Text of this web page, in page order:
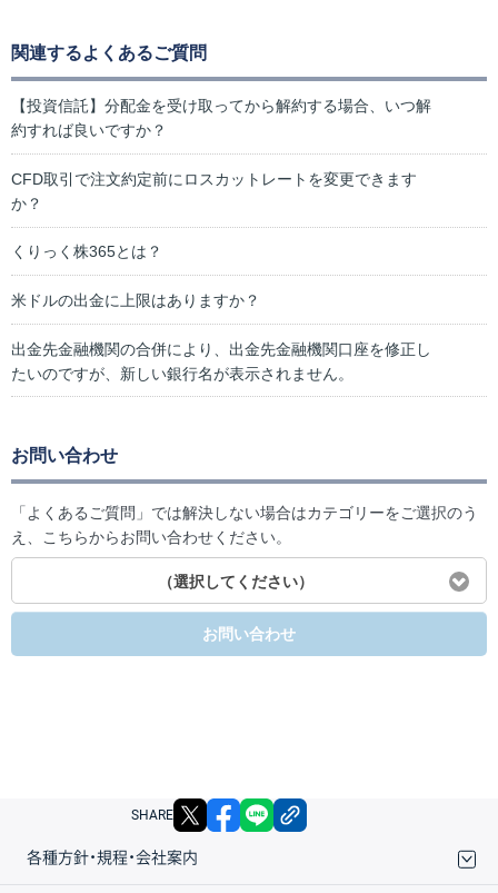
関連するよくあるご質問
【投資信託】分配金を受け取ってから解約する場合、いつ解
約すれば良いですか？
CFD取引で注文約定前にロスカットレートを変更できます
か？
くりっく株365とは？
米ドルの出金に上限はありますか？
出金先金融機関の合併により、出金先金融機関口座を修正し
たいのですが、新しい銀行名が表示されません。
お問い合わせ
「よくあるご質問」では解決しない場合はカテゴリーをご選択のう
え、こちらからお問い合わせください。
（選択してください）
お問い合わせ
SHARE X facebook
各種方針・規程・会社案内
取引規程・約款
サイトマップ
その他のご案内
個人情報保護方針
最良執行方針
サイトのご利用について
ディスクレイマー
信託保全
リスク説明
会社案内